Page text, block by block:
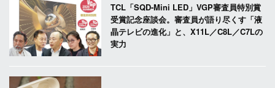
TCL「SQD-Mini LED」VGP審査員特別賞
受賞記念座談会。審査員が語り尽くす「液
晶テレビの進化」と、X11L／C8L／C7Lの
実力